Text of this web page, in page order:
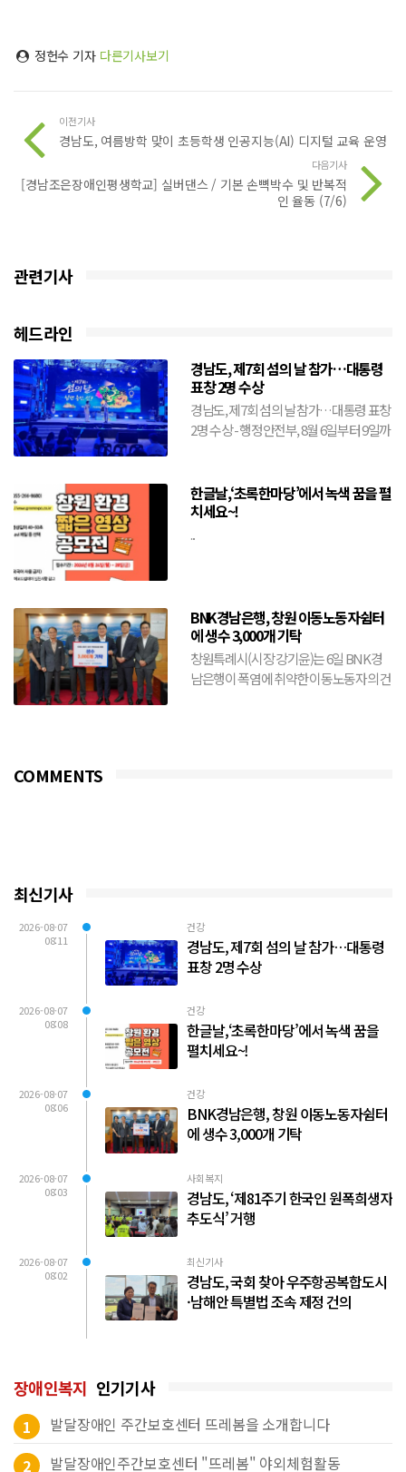
정헌수 기자 다른기사보기
이전기사
경남도, 여름방학 맞이 초등학생 인공지능(AI) 디지털 교육 운영
다음기사
[경남조은장애인평생학교] 실버댄스 / 기본 손뼉박수 및 반복적
인 율동 (7/6)
관련기사
헤드라인
경남도, 제7회 섬의 날 참가…대통령
표창 2명 수상
경남도, 제7회 섬의 날 참가…대통령 표창
2명 수상 - 행정안전부, 8월 6일부터 9일까
한글날,‘초록한마당’에서 녹색 꿈을 펼
치세요~!
...
BNK경남은행, 창원 이동노동자쉼터
에 생수 3,000개 기탁
창원특례시(시장 강기윤)는 6일 BNK경
남은행이 폭염에 취약한 이동노동자의 건
COMMENTS
최신기사
2026-08-07
08:11
건강
경남도, 제7회 섬의 날 참가…대통령
표창 2명 수상
2026-08-07
08:08
건강
한글날,‘초록한마당’에서 녹색 꿈을
펼치세요~!
2026-08-07
08:06
건강
BNK경남은행, 창원 이동노동자쉼터
에 생수 3,000개 기탁
2026-08-07
08:03
사회복지
경남도, ‘제81주기 한국인 원폭희생자
추도식’ 거행
2026-08-07
08:02
최신기사
경남도, 국회 찾아 우주항공복합도시
·남해안 특별법 조속 제정 건의
장애인복지 인기기사
1
발달장애인 주간보호센터 뜨레봄을 소개합니다
2
발달장애인주간보호센터 "뜨레봄" 야외체험활동